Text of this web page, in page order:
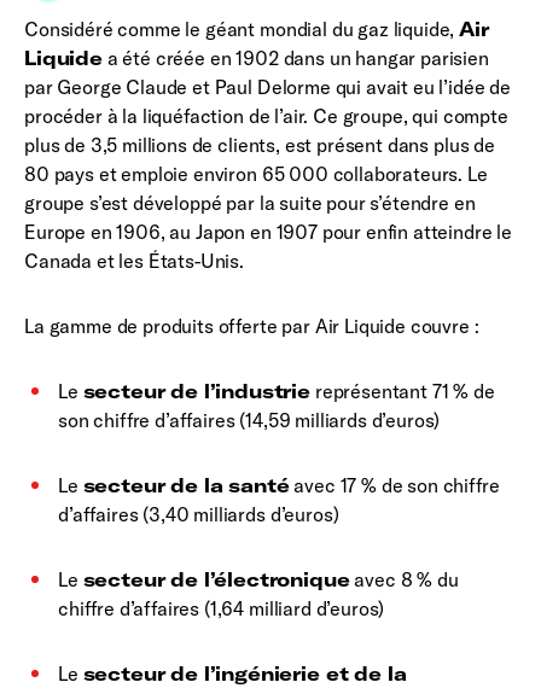
Considéré comme le géant mondial du gaz liquide,Air
Liquidea été créée en 1902 dans un hangar parisien
par George Claude et Paul Delorme qui avait eu l’idée de
procéder à la liquéfaction de l’air. Ce groupe, qui compte
plus de 3,5 millions de clients, est présent dans plus de
80 pays et emploie environ 65 000 collaborateurs. Le
groupe s’est développé par la suite pour s’étendre en
Europe en 1906, au Japon en 1907 pour enfin atteindre le
Canada et les États-Unis.
La gamme de produits offerte par Air Liquide couvre :
Le secteur de l’industrie représentant 71 % de
son chiffre d’affaires (14,59 milliards d’euros)
Le secteur de la santéavec 17 % de son chiffre
d’affaires (3,40 milliards d’euros)
Le secteur de l’électroniqueavec 8 % du
chiffre d’affaires (1,64 milliard d’euros)
Le secteur de l’ingénierie et de la